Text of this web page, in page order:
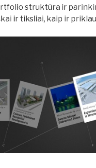
struktūra ir
ir tiksliai, kaip ir